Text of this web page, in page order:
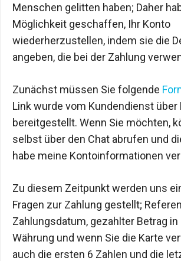
Menschen gelitten haben; Daher
Möglichkeit geschaffen, Ihr Konto
wiederherzustellen, indem sie die
angeben, die bei der Zahlung
Zunächst müssen Sie folgende
Link wurde vom Kundendienst über
bereitgestellt. Wenn Sie möchten,
selbst über den Chat abrufen und
habe meine Kontoinformationen
Zu diesem Zeitpunkt werden uns
Fragen zur Zahlung gestellt;
Zahlungsdatum, gezahlter Betrag in
Währung und wenn Sie die Karte
auch die ersten 6 Zahlen und die